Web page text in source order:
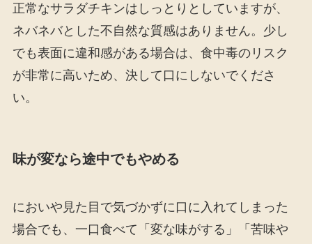
正常なサラダチキンはしっとりとしていますが、
ネバネバとした不自然な質感はありません。少し
でも表面に違和感がある場合は、食中毒のリスク
が非常に高いため、決して口にしないでくださ
い。
味が変なら途中でもやめる
においや見た目で気づかずに口に入れてしまった
場合でも、一口食べて「変な味がする」「苦味や